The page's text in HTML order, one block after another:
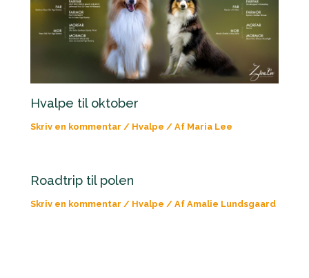
Hvalpe til oktober
Skriv en kommentar / Hvalpe / Af Maria Lee
Roadtrip til polen
Skriv en kommentar / Hvalpe / AfAmalie Lundsgaard